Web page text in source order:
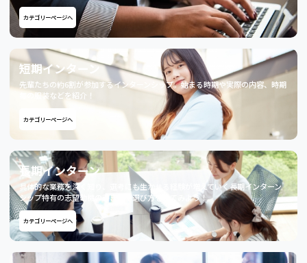
カテゴリーページへ
短期インターン
先輩たちの約6割が参加するインターンシップ。始まる時期や実際の内容、時期
毎の服装などを紹介！
カテゴリーページへ
長期インターン
具体的な業務を深く知り、選考にも生かせる経験が増えていく長期インターン
シップ特有の志望動機の書き方や選び方を見てみよう！
カテゴリーページへ